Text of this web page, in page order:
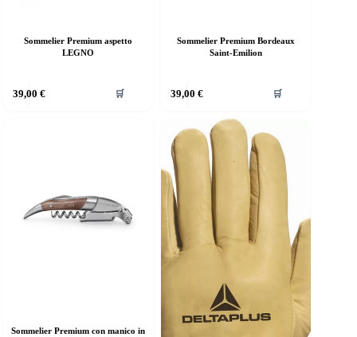
Sommelier Premium aspetto
LEGNO
39,00 € 🛒
Sommelier Premium Bordeaux
Saint-Emilion
39,00 € 🛒
Sommelier Premium con manico in